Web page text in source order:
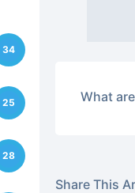
34
25
28
What
Share This